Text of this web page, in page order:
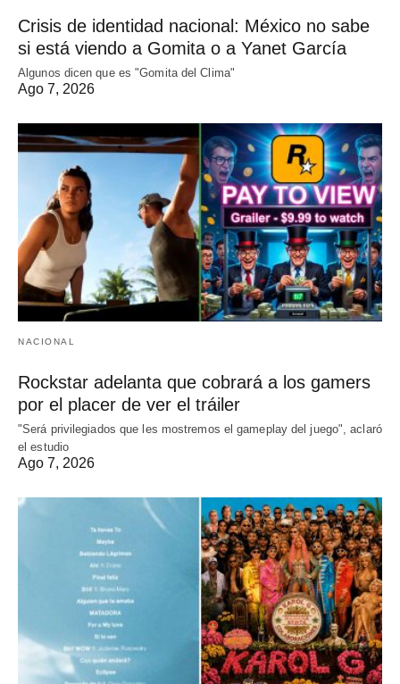
Crisis de identidad nacional: México no sabe
si está viendo a Gomita o a Yanet García
Algunos dicen que es "Gomita del Clima"
Ago 7, 2026
NACIONAL
Rockstar adelanta que cobrará a los gamers
por el placer de ver el tráiler
"Será privilegiados que les mostremos el gameplay del juego", aclaró
el estudio
Ago 7, 2026